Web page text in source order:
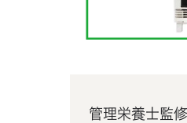
管理栄養士監